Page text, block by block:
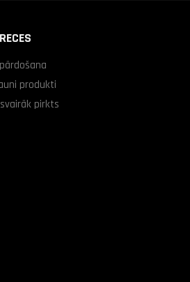
produkti
pirkts